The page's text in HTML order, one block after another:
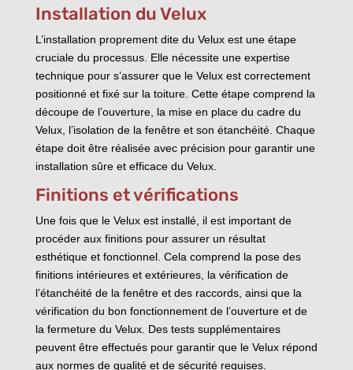
Installation du Velux
L’installation proprement dite du Velux est une étape
cruciale du processus. Elle nécessite une expertise
technique pour s’assurer que le Velux est correctement
positionné et fixé sur la toiture. Cette étape comprend la
découpe de l’ouverture, la mise en place du cadre du
Velux, l’isolation de la fenêtre et son étanchéité. Chaque
étape doit être réalisée avec précision pour garantir une
installation sûre et efficace du Velux.
Finitions et vérifications
Une fois que le Velux est installé, il est important de
procéder aux finitions pour assurer un résultat
esthétique et fonctionnel. Cela comprend la pose des
finitions intérieures et extérieures, la vérification de
l’étanchéité de la fenêtre et des raccords, ainsi que la
vérification du bon fonctionnement de l’ouverture et de
la fermeture du Velux. Des tests supplémentaires
peuvent être effectués pour garantir que le Velux répond
aux normes de qualité et de sécurité requises.